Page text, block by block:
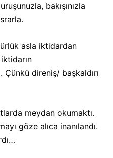
bakışınızla
asla iktidardan
direniş/ başkaldırı
meydan okumaktı.
göze alıca inanılandı.